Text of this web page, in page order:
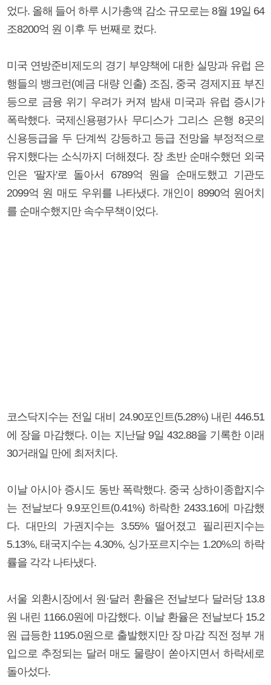
었다. 올해 들어 하루 시가총액 감소 규모로는 8월 19일 64
조8200억 원 이후 두 번째로 컸다.
미국 연방준비제도의 경기 부양책에 대한 실망과 유럽 은
행들의 뱅크런(예금 대량 인출) 조짐, 중국 경제지표 부진
등으로 금융 위기 우려가 커져 밤새 미국과 유럽 증시가
폭락했다. 국제신용평가사 무디스가 그리스 은행 8곳의
신용등급을 두 단계씩 강등하고 등급 전망을 부정적으로
유지했다는 소식까지 더해졌다. 장 초반 순매수했던 외국
인은 '팔자'로 돌아서 6789억 원을 순매도했고 기관도
2099억 원 매도 우위를 나타냈다. 개인이 8990억 원어치
를 순매수했지만 속수무책이었다.
코스닥지수는 전일 대비 24.90포인트(5.28%) 내린 446.51
에 장을 마감했다. 이는 지난달 9일 432.88을 기록한 이래
30거래일 만에 최저치다.
이날 아시아 증시도 동반 폭락했다. 중국 상하이종합지수
는 전날보다 9.9포인트(0.41%) 하락한 2433.16에 마감했
다. 대만의 가권지수는 3.55% 떨어졌고 필리핀지수는
5.13%, 태국지수는 4.30%, 싱가포르지수는 1.20%의 하락
률을 각각 나타냈다.
서울 외환시장에서 원·달러 환율은 전날보다 달러당 13.8
원 내린 1166.0원에 마감했다. 이날 환율은 전날보다 15.2
원 급등한 1195.0원으로 출발했지만 장 마감 직전 정부 개
입으로 추정되는 달러 매도 물량이 쏟아지면서 하락세로
돌아섰다.